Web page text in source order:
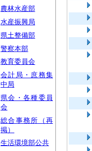
農林水産部
水産振興局
県土整備部
警察本部
教育委員会
会計局・庶務集
中局
県会・各種委員
会
総合事務所（再
掲）
生活環境部公共